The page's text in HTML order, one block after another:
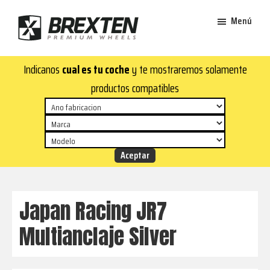
contenido
principal
de
página
Brexten
aluminio
premium
¡En
Brexten.com
encontrarás
aluminio
top!
estilo
para
Menú
Indicanos cual es tu cochey te mostraremos solamente
productos compatibles
Japan Racing JR7
Multianclaje Silver